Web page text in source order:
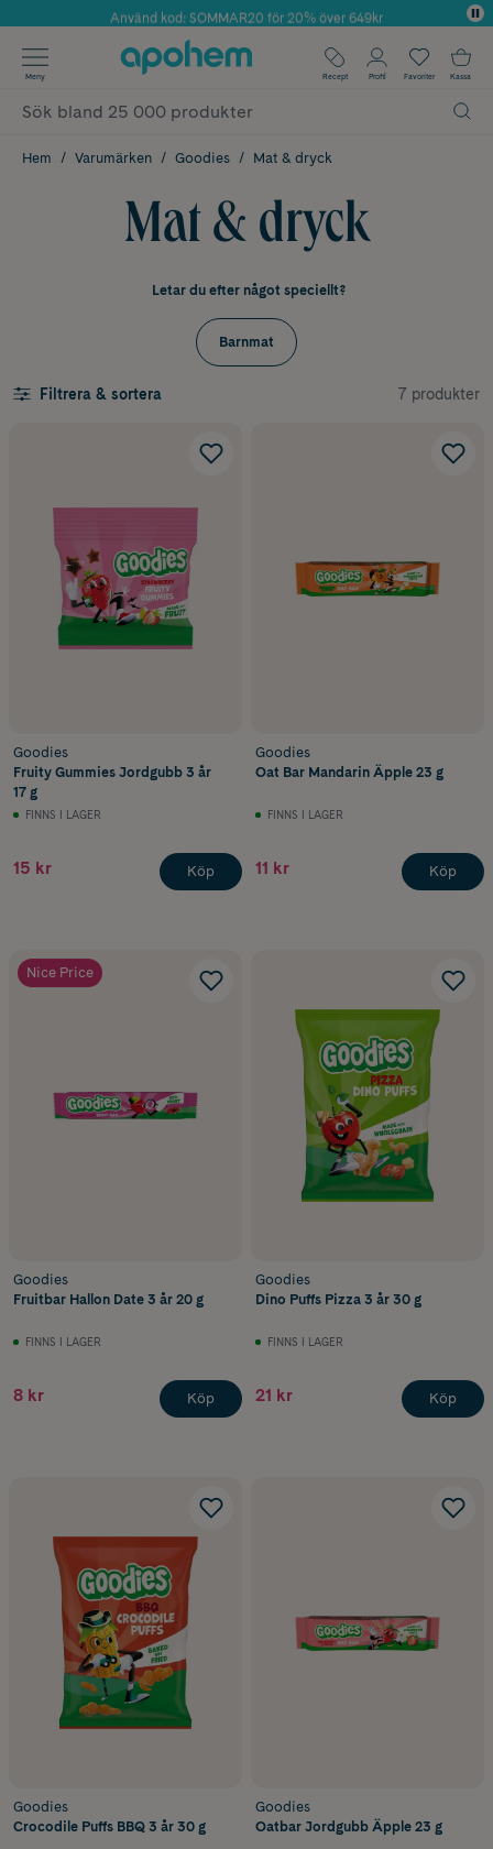
Årets Butik 2025 inom Skönhet
Använd kod: SOMMAR20 för 20% över 649kr
✓ Fri frakt
✓ Poäng på alla köp*
Meny Recept Profil Favoriter Kassa
Hem Varumärken Goodies Mat & dryck
Mat & dryck
Letar du efter något speciellt?
Barnmat
Filtrera & sortera 7 produkter
Goodies
Fruity Gummies Jordgubb 3 år
17 g
FINNS I LAGER
15 kr Köp
Goodies
Oat Bar Mandarin Äpple 23 g
FINNS I LAGER
11 kr Köp
Nice Price
Goodies
Fruitbar Hallon Date 3 år 20 g
FINNS I LAGER
8 kr Köp
Goodies
Dino Puffs Pizza 3 år 30 g
FINNS I LAGER
21 kr Köp
Goodies
Crocodile Puffs BBQ 3 år 30 g
Goodies
Oatbar Jordgubb Äpple 23 g